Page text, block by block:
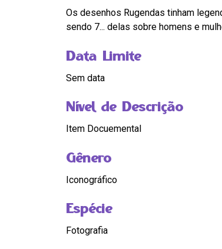
Os desenhos Rugendas tinham legendas curtas, mas eram acompanhados de um longo ensaio que faz referência a algumas placas. São um total de 100 placas,
sendo 7... delas sobre homens e
Data Limite
Sem data
Nível de Descrição
Item Docuemental
Gênero
Iconográfico
Espécie
Fotografia